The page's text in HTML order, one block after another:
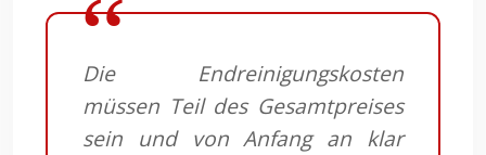
Die Endreinigungskosten
müssen Teil des Gesamtpreises
sein und von Anfang an klar